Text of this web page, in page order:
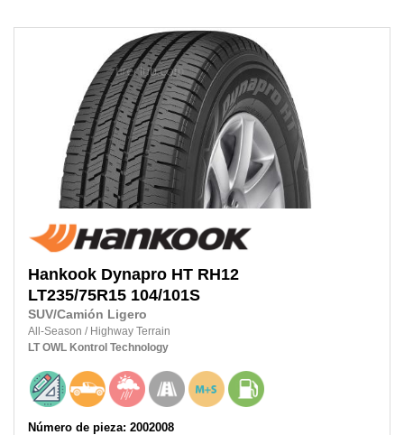
Hankook Dynapro HT RH12
LT235/75R15 104/101S
SUV/Camión Ligero
All-Season / Highway Terrain
LT OWL Kontrol Technology
Número de pieza: 2002008